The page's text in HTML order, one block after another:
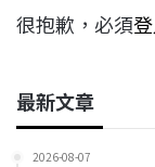
很抱歉，必須
最新文章
2026-08-07